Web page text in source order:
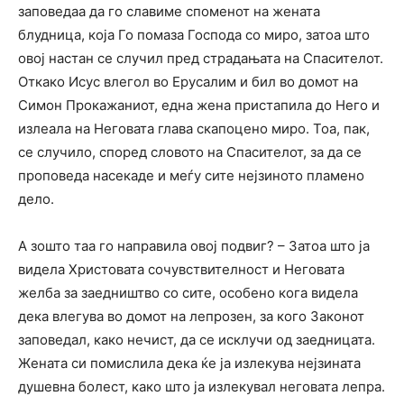
заповедаа да го славиме споменот на жената
блудница, која Го помаза Господа со миро, затоа што
овој настан се случил пред страдањата на Спасителот.
Откако Исус влегол во Ерусалим и бил во домот на
Симон Прокажаниот, една жена пристапила до Него и
излеала на Неговата глава скапоцено миро. Тоа, пак,
се случило, според словото на Спасителот, за да се
проповеда насекаде и меѓу сите нејзиното пламено
дело.
А зошто таа го направила овој подвиг? – Затоа што ја
видела Христовата сочувствителност и Неговата
желба за заедништво со сите, особено кога видела
дека влегува во домот на лепрозен, за кого Законот
заповедал, како нечист, да се исклучи од заедницата.
Жената си помислила дека ќе ја излекува нејзината
душевна болест, како што ја излекувал неговата лепра.